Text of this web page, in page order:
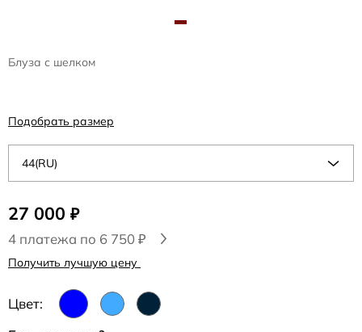
Блуза с шелком
27 000 ₽
4 платежа по 6 750 ₽
Получить лучшую цену
Цвет:
44(RU)
Подобрать размер